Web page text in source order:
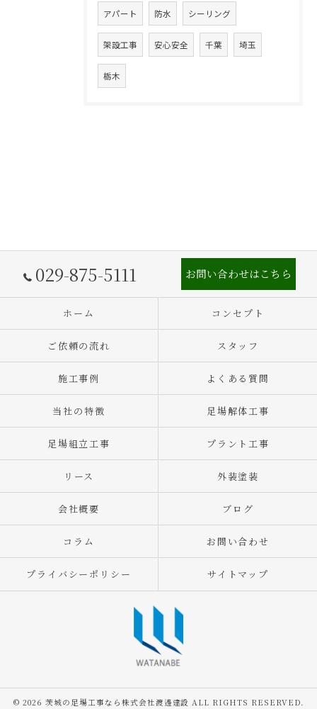
アパート 防水 シーリング
架設工事 安心安全 千葉 埼玉
栃木
029-875-5111 お問い合わせはこちら
ホーム コンセプト
ご依頼の流れ スタッフ
施工事例 よくある質問
当社の特徴 足場解体工事
足場組立工事 プラント工事
リース 外装塗装
会社概要 ブログ
コラム お問い合わせ
プライバシーポリシー サイトマップ
© 2026 茨城の足場工事なら株式会社渡邊建設 ALL RIGHTS RESERVED.